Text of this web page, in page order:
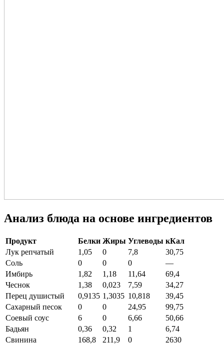
Анализ блюда на основе ингредиентов
Продукт Белки Жиры Углеводы кКал
Лук репчатый
1,05 0 7,8
30,75
Соль
0 0 0
—
Имбирь
1,82 1,18 11,64
69,4
Чеснок
1,38 0,023 7,59
34,27
Перец душистый
0,9135 1,3035 10,818
39,45
Сахарный песок
0 0 24,95
99,75
Соевый соус
6 0 6,66
50,66
Бадьян
0,36 0,32 1
6,74
Свинина
168,8 211,9 0
2630